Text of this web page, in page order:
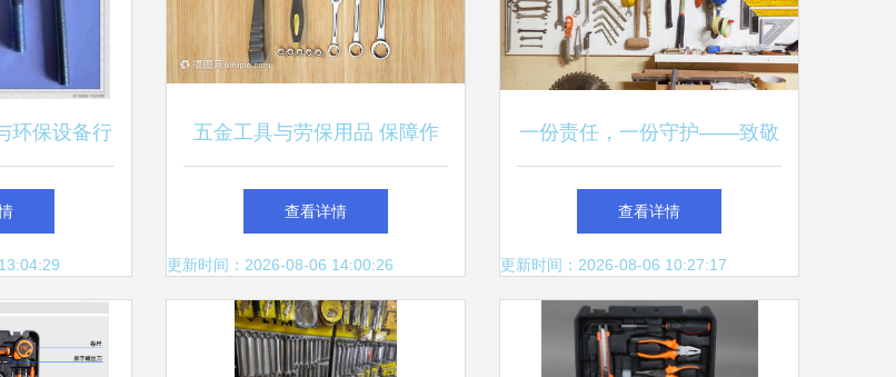
环保设备行
务及劳保用
南
五金工具与劳保用品 保障作
业安全与效率的黄金搭档
查看详情
更新时间：2026-08-06 14:00:26
一份责任，一份守护——致敬
恪守安全新规的施工人
查看详情
更新时间：2026-08-06 10:27:17